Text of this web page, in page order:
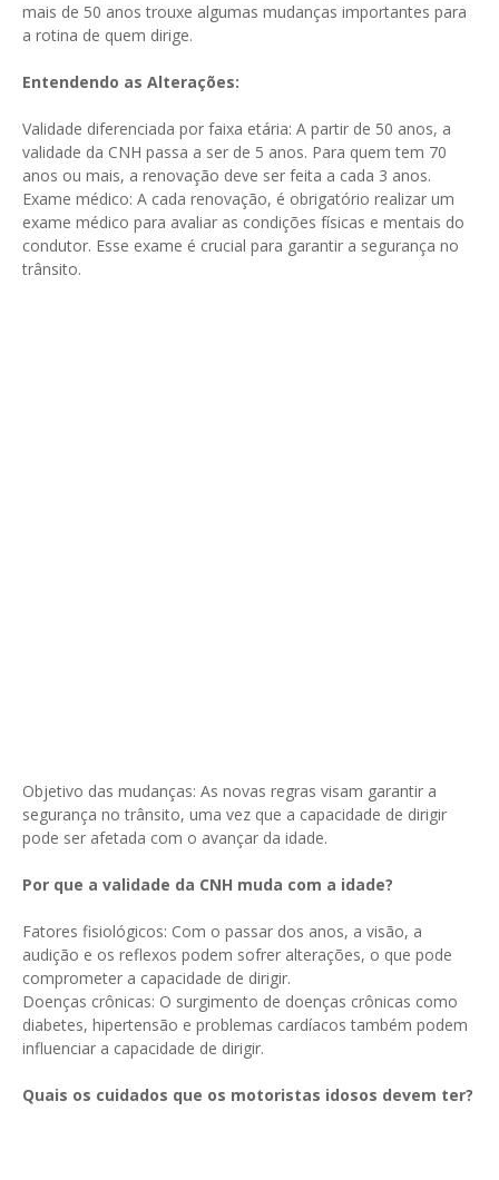
mais de 50 anos trouxe algumas mudanças importantes para
a rotina de quem dirige.
Entendendo as Alterações:
Validade diferenciada por faixa etária: A partir de 50 anos, a
validade da CNH passa a ser de 5 anos. Para quem tem 70
anos ou mais, a renovação deve ser feita a cada 3 anos.
Exame médico: A cada renovação, é obrigatório realizar um
exame médico para avaliar as condições físicas e mentais do
condutor. Esse exame é crucial para garantir a segurança no
trânsito.
Objetivo das mudanças: As novas regras visam garantir a
segurança no trânsito, uma vez que a capacidade de dirigir
pode ser afetada com o avançar da idade.
Por que a validade da CNH muda com a idade?
Fatores fisiológicos: Com o passar dos anos, a visão, a
audição e os reflexos podem sofrer alterações, o que pode
comprometer a capacidade de dirigir.
Doenças crônicas: O surgimento de doenças crônicas como
diabetes, hipertensão e problemas cardíacos também podem
influenciar a capacidade de dirigir.
Quais os cuidados que os motoristas idosos devem ter?